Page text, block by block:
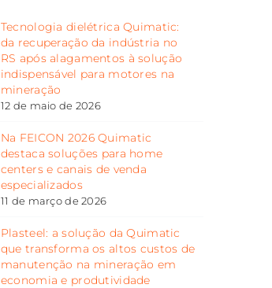
Tecnologia dielétrica Quimatic:
da recuperação da indústria no
RS após alagamentos à solução
indispensável para motores na
mineração
12 de maio de 2026
Na FEICON 2026 Quimatic
destaca soluções para home
centers e canais de venda
especializados
11 de março de 2026
Plasteel: a solução da Quimatic
que transforma os altos custos de
manutenção na mineração em
economia e produtividade